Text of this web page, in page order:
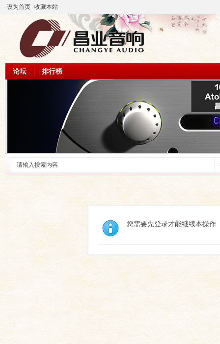
设为首页 收藏本站
论坛 排行榜
您需要先登录才能继续本操作